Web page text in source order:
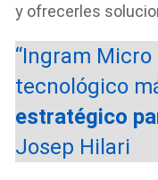
y ofrecerles
“Ingram
tecnológico
estratégico
Josep Hilari